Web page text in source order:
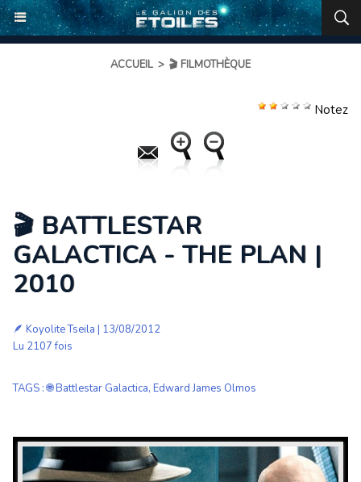
ACCUEIL > 🎬 FILMOTHÈQUE
Notez
🎬 BATTLESTAR
GALACTICA - THE PLAN |
2010
🪶 Koyolite Tseila | 13/08/2012
Lu 2107 fois
TAGS :🌐 Battlestar Galactica, Edward James Olmos